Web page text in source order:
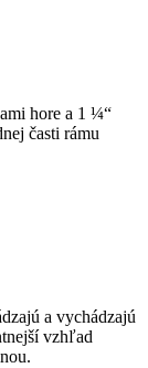
hore a 1 ¼“
časti rámu
a vychádzajú
vzhľad